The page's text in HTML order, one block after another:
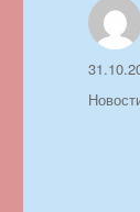
Автор